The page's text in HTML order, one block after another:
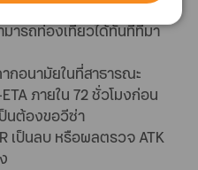
ารถท่องเที่ยวได้ทันทีที่มา
กอนามัยในที่สาธารณะ
ภายใน 72 ชั่วโมงก่อน
นต้องขอวีซ่า
เป็นลบ หรือผลตรวจ ATK